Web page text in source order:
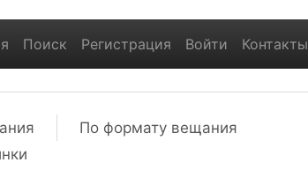
Поиск Регистрация Войти Контакты
По формату вещания